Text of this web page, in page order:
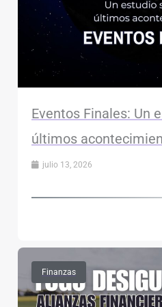
Eventos Finales: Un
últimos
julio 13, 2026
Finanzas